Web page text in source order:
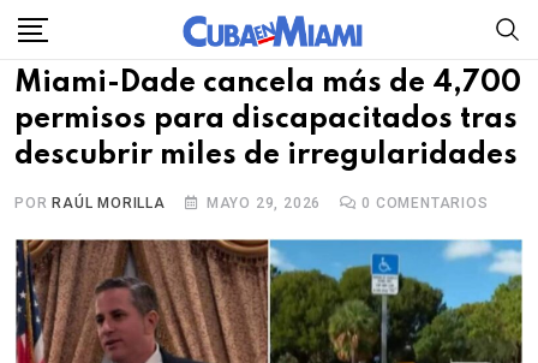
Skip
content
Miami-Dade cancela más de 4,700
permisos para discapacitados tras
descubrir miles de irregularidades
POR RAÚL MORILLA MAYO 29, 2026 0 COMENTARIOS